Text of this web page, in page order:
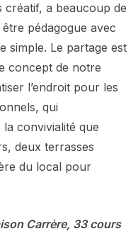
créatif, a beaucoup de
pédagogue avec
simple. Le partage est
concept de notre
l’endroit pour les
qui
convivialité que
deux terrasses
du local pour
Carrère, 33 cours